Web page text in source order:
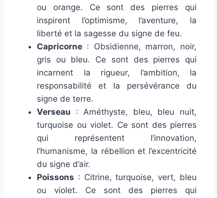
ou orange. Ce sont des pierres qui
inspirent l’optimisme, l’aventure, la
liberté et la sagesse du signe de feu.
Capricorne : Obsidienne, marron, noir,
gris ou bleu. Ce sont des pierres qui
incarnent la rigueur, l’ambition, la
responsabilité et la persévérance du
signe de terre.
Verseau : Améthyste, bleu, bleu nuit,
turquoise ou violet. Ce sont des pierres
qui représentent l’innovation,
l’humanisme, la rébellion et l’excentricité
du signe d’air.
Poissons : Citrine, turquoise, vert, bleu
ou violet. Ce sont des pierres qui